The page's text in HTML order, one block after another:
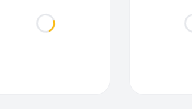
Loading...